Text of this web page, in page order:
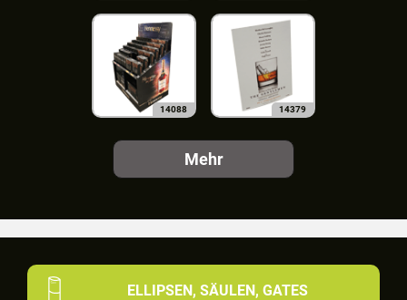
14088 14379
Mehr
ELLIPSEN, SÄULEN, GATES